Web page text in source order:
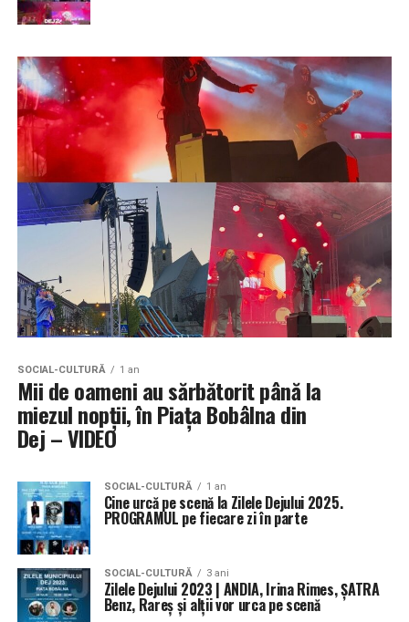
SOCIAL-CULTURĂ 1 an
Mii de oameni au sărbătorit până la
miezul nopții, în Piața Bobâlna din
Dej – VIDEO
SOCIAL-CULTURĂ 1 an
Cine urcă pe scenă la Zilele Dejului 2025.
PROGRAMUL pe fiecare zi în parte
SOCIAL-CULTURĂ 3 ani
Zilele Dejului 2023 | ANDIA, Irina Rimes, ȘATRA
Benz, Rareș și alții vor urca pe scenă